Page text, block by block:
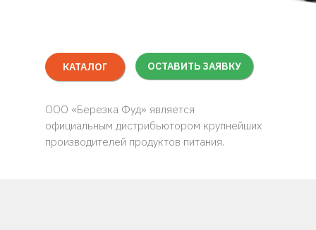
ОСТАВИТЬ ЗАЯВКУ
КАТАЛОГ
ООО «Березка Фуд» является
официальным дистрибьютором крупнейших
производителей продуктов питания.